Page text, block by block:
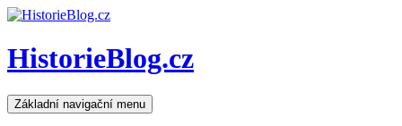
HistorieBlog.cz
Hledat
Základní navigační menu Přejít
k